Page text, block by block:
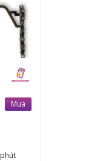
Mua